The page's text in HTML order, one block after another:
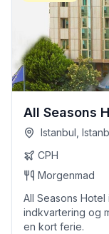
All Seasons
Istanbul,
CPH
Morgenmad
All Seasons
indkvartering og
en kort ferie.